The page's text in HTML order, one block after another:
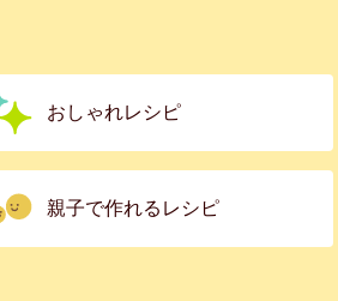
おしゃれレシピ
親子で作れるレシピ